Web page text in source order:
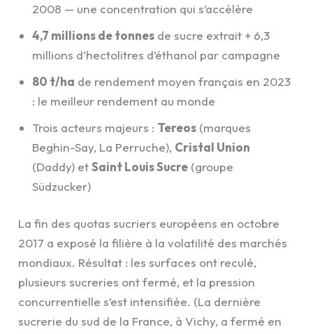
2008 — une concentration qui s’accélère
4,7 millions de tonnes de sucre extrait + 6,3
millions d’hectolitres d’éthanol par campagne
80 t/ha de rendement moyen français en 2023
: le meilleur rendement au monde
Trois acteurs majeurs : Tereos (marques
Beghin-Say, La Perruche), Cristal Union
(Daddy) etSaint Louis Sucre (groupe
Südzucker)
La fin des quotas sucriers européens en octobre
2017 a exposé la filière à la volatilité des marchés
mondiaux. Résultat : les surfaces ont reculé,
plusieurs sucreries ont fermé, et la pression
concurrentielle s’est intensifiée. (La dernière
sucrerie du sud de la France, à Vichy, a fermé en